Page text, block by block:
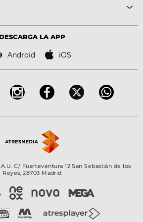
DESCARGA LA APP
Android iOS
C/ Fuerteventura 12 San Sebastián de los
Reyes, 28703 Madrid